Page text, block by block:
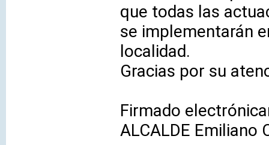
que todas las
se implementarán
localidad.
Gracias por su
Firmado
ALCALDE Emiliano